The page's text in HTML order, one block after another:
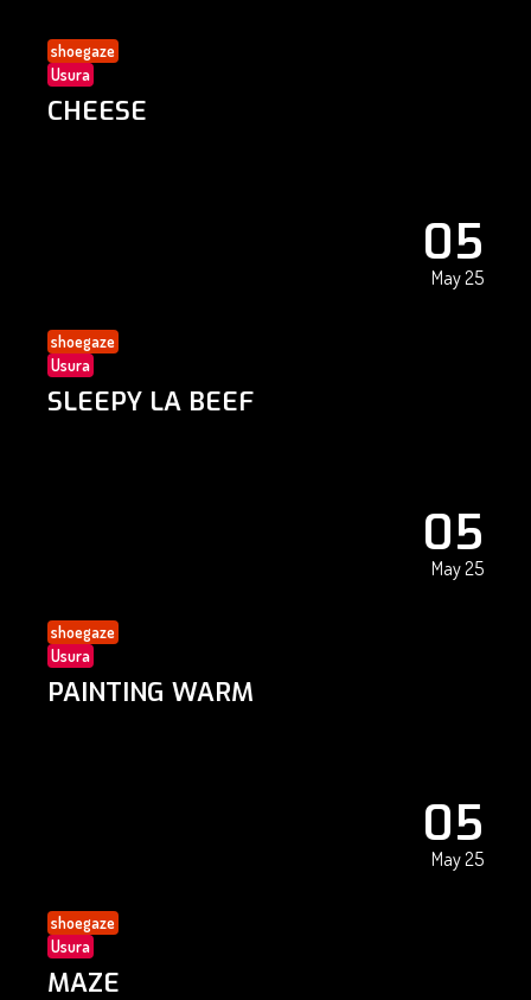
shoegaze
Usura
CHEESE
05
May 25
shoegaze
Usura
SLEEPY LA BEEF
05
May 25
shoegaze
Usura
PAINTING WARM
05
May 25
shoegaze
Usura
MAZE